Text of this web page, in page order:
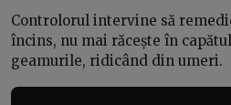
Controlorul intervine să
încins, nu mai răcește în
geamurile, ridicând din umeri.